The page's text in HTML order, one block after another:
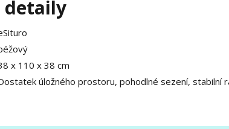
detaily
x 110 x 38 cm
úložného prostoru, pohodlné sezení, stabilní